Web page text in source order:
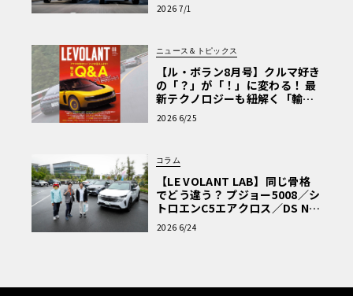
2026 7/1
ニュース＆トピックス
【ル・ボラン8月号】クルマ好き
の「？」が「！」に変わる！ 最
新テクノロジーも紐解く「輸入
車Q&A」
2026 6/25
コラム
【LE VOLANT LAB】同じ骨格
でどう違う？ プジョー5008／シ
トロエンC5エアクロス／DS Nº4
読者一気乗りレポート
2026 6/24